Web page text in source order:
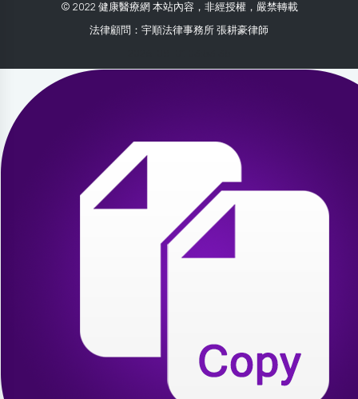
© 2022 健康醫療網 本站內容，非經授權，嚴禁轉載
法律顧問：宇順法律事務所 張耕豪律師